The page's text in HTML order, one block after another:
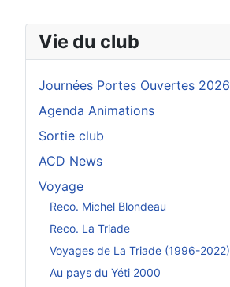
Vie du club
Journées Portes Ouvertes 2026
Agenda Animations
Sortie club
ACD News
Voyage
Reco. Michel Blondeau
Reco. La Triade
Voyages de La Triade (1996-2022)
Au pays du Yéti 2000